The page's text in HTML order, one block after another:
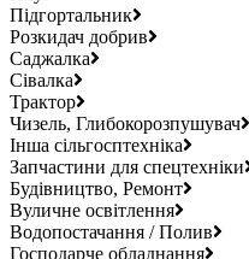
Підгортальник
Розкидач добрив
Саджалка
Сівалка
Трактор
Чизель, Глибокорозпушувач
Інша сільгосптехніка
Запчастини для спецтехніки
Будівництво, Ремонт
Вуличне освітлення
Водопостачання / Полив
Господарче обладнання